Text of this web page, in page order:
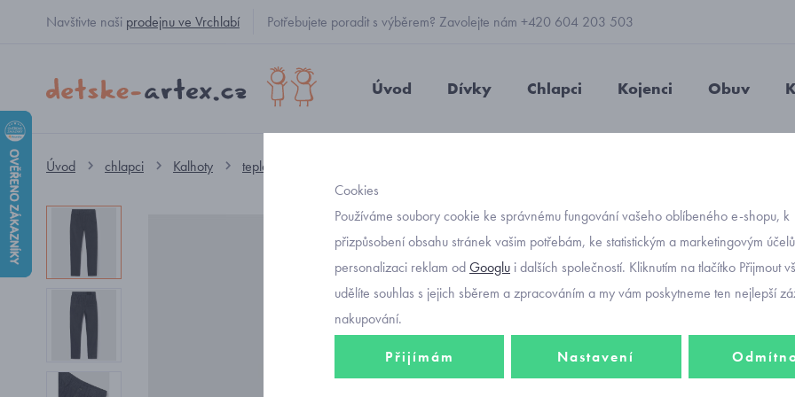
Navštivte naši prodejnu ve Vrchlabí Potřebujete poradit s výběrem? Zavolejte nám +420 604 203 503
Úvod Dívky Chlapci Kojenci Obuv
Úvod chlapci Kalhoty teplé
Objednávací
871
Cookies
Používáme soubory cookie ke správnému fungování vašeho oblíbeného e-shopu, k
přizpůsobení obsahu stránek vašim potřebám, ke statistickým a marketingovým
personalizaci reklam odGooglu i dalších společností. Kliknutím na tlačítko Přijmout
udělíte souhlas s jejich sběrem a zpracováním a my vám poskytneme ten nejlepší
nakupování.
Přijímám Nastavení